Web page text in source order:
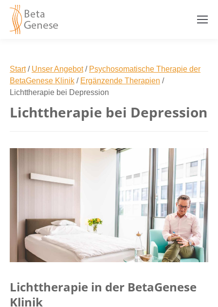
Start/ Unser Angebot/ Psychosomatische Therapie der
BetaGenese Klinik / Ergänzende Therapien /
Lichttherapie bei Depression
Lichttherapie bei Depression
Lichttherapie in der BetaGenese
Klinik